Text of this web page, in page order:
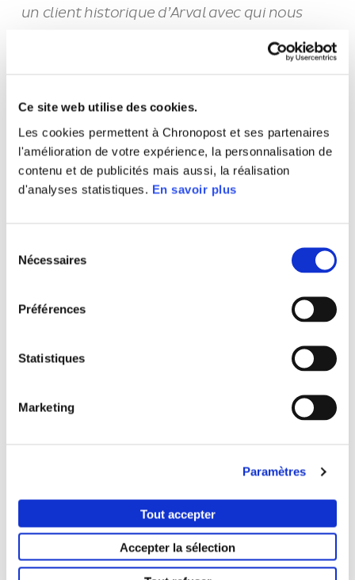
Ce site web utilise des cookies.
Les cookies permettent à Chronopost et ses partenaires
l'amélioration de votre expérience, la personnalisation de
contenu et de publicités mais aussi, la réalisation
d'analyses statistiques. En savoir plus
Nécessaires
Préférences
Statistiques
Marketing
Paramètres
Tout accepter
Accepter la sélection
un client historique d’Arval avec qui nous
nous accompagnons dans la transition
Ford, des solutions innovantes et adaptées.
La satisfaction client est au cœur de notre
stratégie et nous sommes ravis d’avoir été
aux côtés de Chronopost pour réduire
l’impact environnemental de leurs livraisons,
– Directeur de Réseau – Grandes Flottes &
DOM, Arval France
< COMMUNIQUÉ
COMMUNIQUÉ
SUIVANT >
CONTACT
PRESSE